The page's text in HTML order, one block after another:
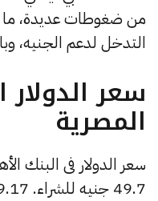
من ضغوطات عديدة، ما
التدخل لدعم الجنيه،
سعر
المصرية
سعر الدولار فى البنك
49.7 جنيه للشراء. 49.17 جنيه للبيع.